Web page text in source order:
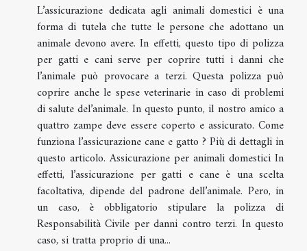
L’assicurazione dedicata agli animali domestici è una
forma di tutela che tutte le persone che adottano un
animale devono avere. In effetti, questo tipo di polizza
per gatti e cani serve per coprire tutti i danni che
l’animale può provocare a terzi. Questa polizza può
coprire anche le spese veterinarie in caso di problemi
di salute del’animale. In questo punto, il nostro amico a
quattro zampe deve essere coperto e assicurato. Come
funziona l’assicurazione cane e gatto ? Più di dettagli in
questo articolo. Assicurazione per animali domestici In
effetti, l’assicurazione per gatti e cane è una scelta
facoltativa, dipende del padrone dell’animale. Pero, in
un caso, è obbligatorio stipulare la polizza di
Responsabilità Civile per danni contro terzi. In questo
caso, si tratta proprio di una...